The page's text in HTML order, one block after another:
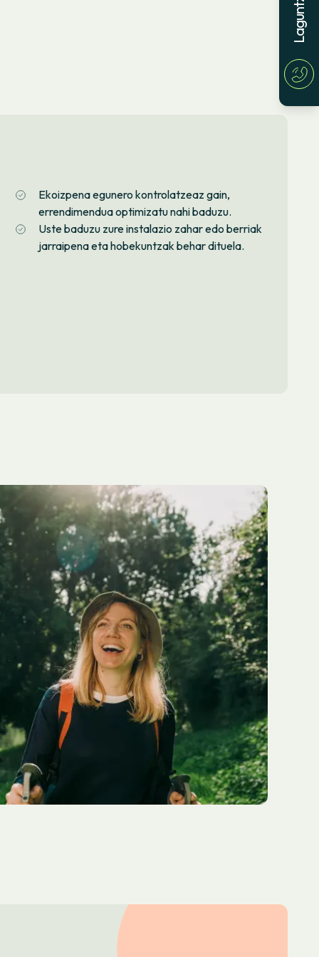
Ekoizpena egunero kontrolatzeaz gain,
errendimendua optimizatu nahi baduzu.
Uste baduzu zure instalazio zahar edo berriak
jarraipena eta hobekuntzak behar dituela.